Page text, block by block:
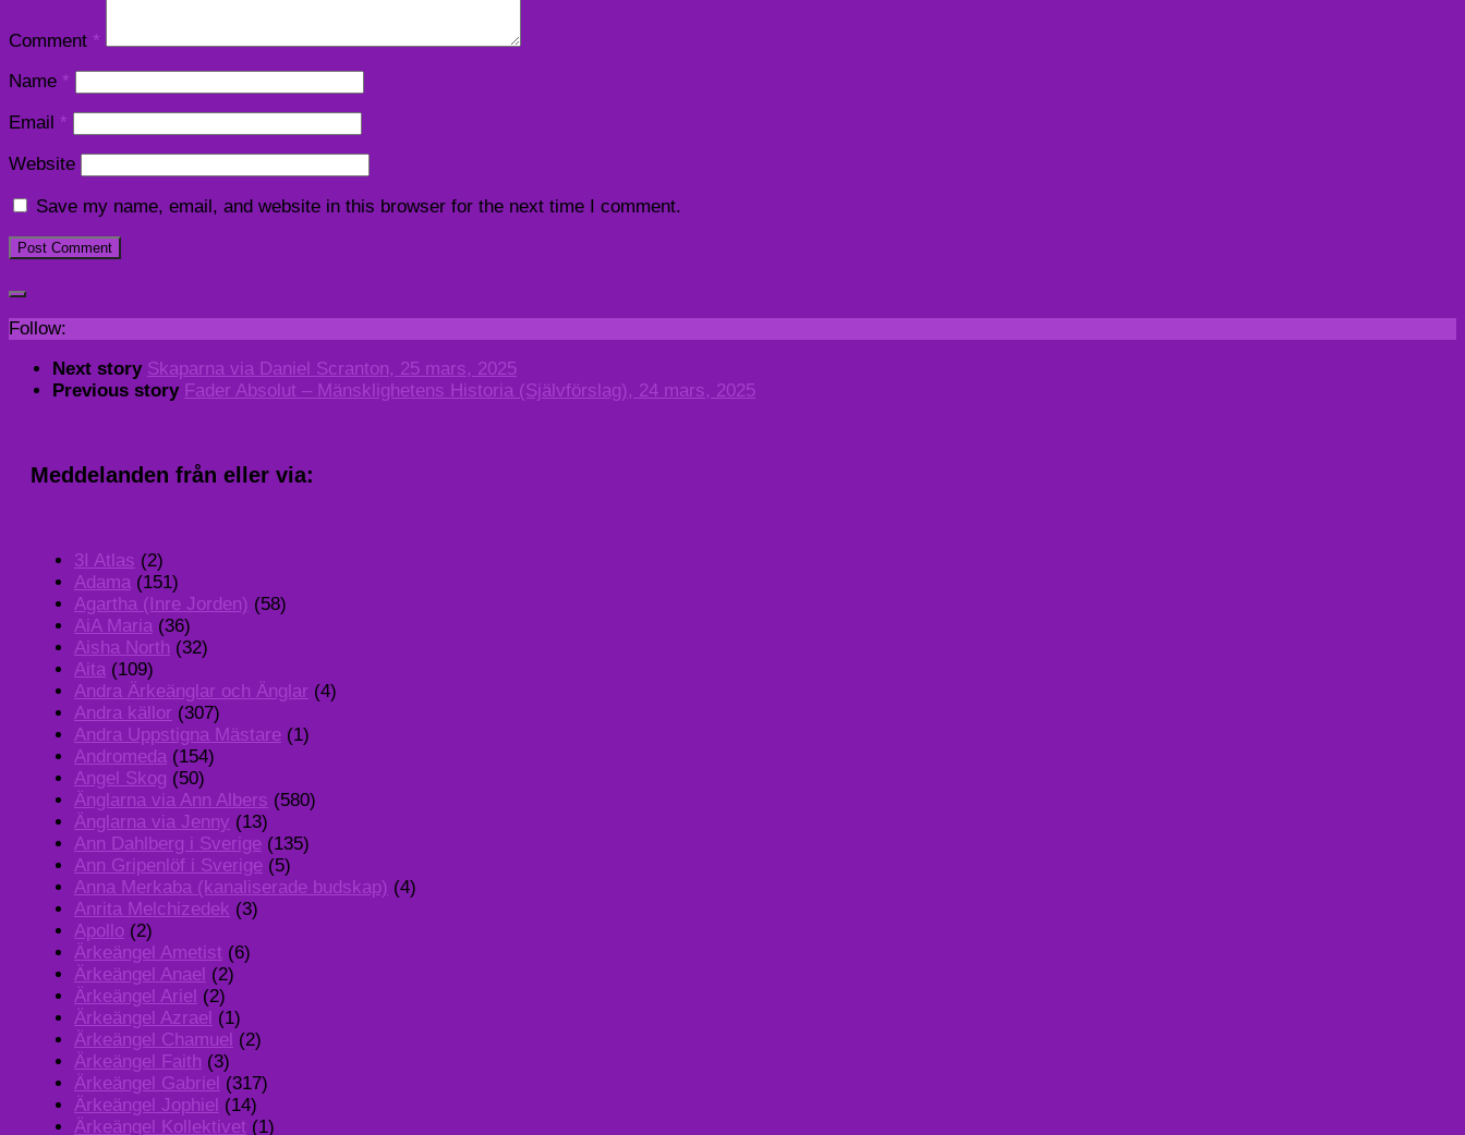
Comment *
Name *
Email *
Website
Save my name, email, and website in this browser for the next time I comment.
Follow:
Next story Skaparna via Daniel Scranton, 25 mars, 2025
Previous story Fader Absolut – Mänsklighetens Historia (Självförslag), 24 mars, 2025
Meddelanden från eller via:
3I Atlas (2)
Adama (151)
Agartha (Inre Jorden) (58)
AiA Maria (36)
Aisha North (32)
Aita (109)
Andra Ärkeänglar och Änglar (4)
Andra källor (307)
Andra Uppstigna Mästare (1)
Andromeda (154)
Angel Skog (50)
Änglarna via Ann Albers (580)
Änglarna via Jenny (13)
Ann Dahlberg i Sverige (135)
Ann Gripenlöf i Sverige (5)
Anna Merkaba (kanaliserade budskap) (4)
Anrita Melchizedek (3)
Apollo (2)
Ärkeängel Ametist (6)
Ärkeängel Anael (2)
Ärkeängel Ariel (2)
Ärkeängel Azrael (1)
Ärkeängel Chamuel (2)
Ärkeängel Faith (3)
Ärkeängel Gabriel (317)
Ärkeängel Jophiel (14)
Ärkeängel Kollektivet (1)